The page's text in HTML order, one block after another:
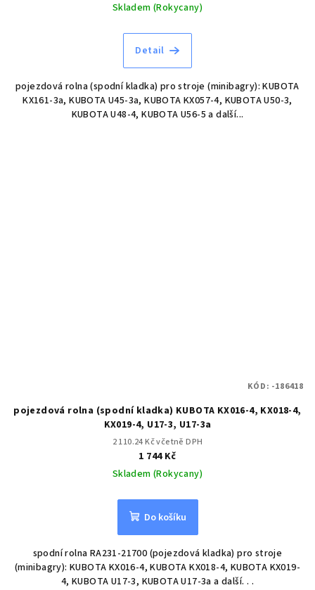
Skladem (Rokycany)
Detail
pojezdová rolna (spodní kladka) pro stroje (minibagry): KUBOTA
KX161-3a, KUBOTA U45-3a, KUBOTA KX057-4, KUBOTA U50-3,
KUBOTA U48-4, KUBOTA U56-5 a další...
pojezdová rolna (spodní kladka) KUBOTA KX016-4, KX018-4,
KX019-4, U17-3, U17-3a
2 110.24 Kč včetně DPH
1 744 Kč
Skladem (Rokycany)
Do košíku
spodní rolna RA231-21700 (pojezdová kladka) pro stroje
(minibagry): KUBOTA KX016-4, KUBOTA KX018-4, KUBOTA KX019-
4, KUBOTA U17-3, KUBOTA U17-3a a další. . .
KÓD: -186418